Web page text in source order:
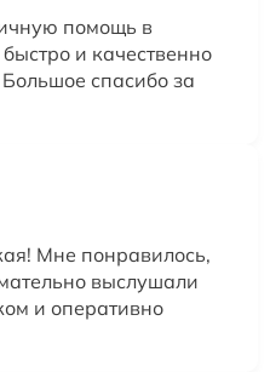
помощь в
и качественно
спасибо за
Мне понравилось,
выслушали
и оперативно